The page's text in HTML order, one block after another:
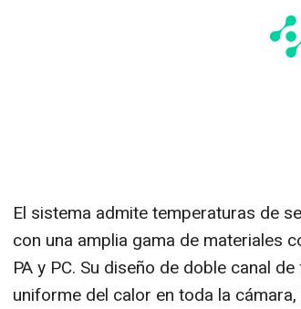
El sistema admite temperaturas de
con una amplia gama de materiales
PA y PC. Su diseño de doble canal
uniforme del calor en toda la